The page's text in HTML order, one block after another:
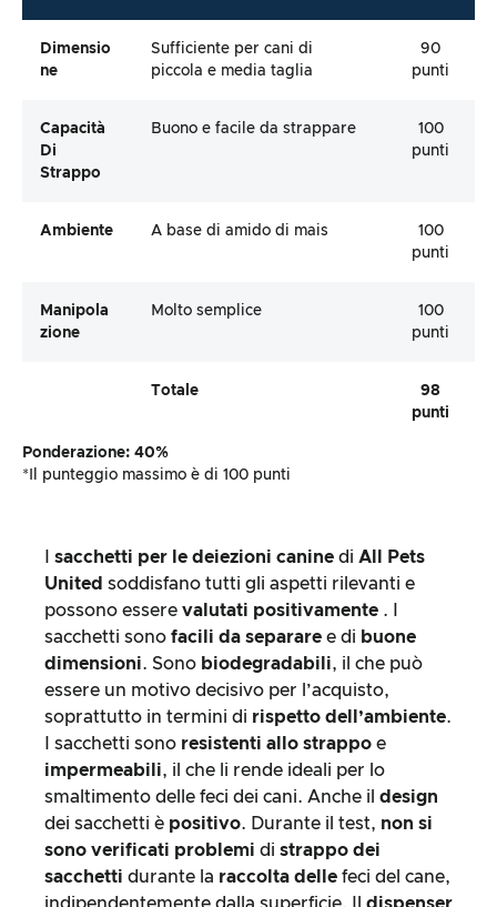
Dimensio
Ne
Sufficiente per cani di
piccola e media taglia
90
punti
Capacità
Di
Strappo
Buono e facile da strappare
100
punti
Ambiente A base di amido di mais
100
punti
Manipola
Zione
Molto semplice
100
punti
Totale
98
punti
Ponderazione: 40%
*Il punteggio massimo è di 100 punti
sacchetti per le deiezioni canine di All Pets
United soddisfano tutti gli aspetti rilevanti e
possono essere valutati positivamente . I
sacchetti sono facili da separare e di buone
dimensioni. Sono biodegradabili, il che può
essere un motivo decisivo per l’acquisto,
soprattutto in termini di rispetto dell’ambiente.
I sacchetti sono resistenti allo strappo e
impermeabili, il che li rende ideali per lo
smaltimento delle feci dei cani. Anche il design
dei sacchetti è positivo. Durante il test, non si
sono verificati problemi di strappo dei
sacchetti durante la raccolta delle feci del cane,